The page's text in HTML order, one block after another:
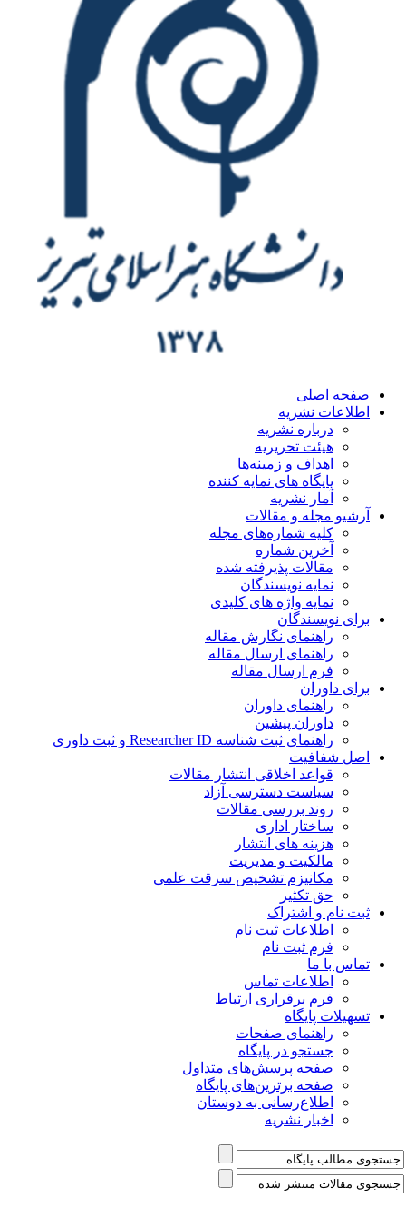
اصلی
نشریه
درباره نشریه
هیئت تحریریه
اهداف و زمینه‌ها
پایگاه های نمایه کننده
آمار نشریه
مجله و مقالات
کلیه شماره‌های مجله
آخرین شماره
مقالات پذیرفته شده
نمایه نویسندگان
نمایه واژه های کلیدی
نویسندگان
راهنمای نگارش مقاله
راهنمای ارسال مقاله
فرم ارسال مقاله
داوران
راهنمای داوران
داوران پیشین
راهنمای ثبت شناسه Researcher ID و ثبت داوری
شفافیت
قواعد اخلاقی انتشار مقالات
سیاست دسترسی آزاد
روند بررسی مقالات
ساختار اداری
هزینه های انتشار
مالکیت و مدیریت
ﻣﮑﺎﻧﯿﺰم ﺗﺸﺨﯿﺺ ﺳﺮﻗﺖ ﻋﻠﻤﯽ
حق تکثیر
نام و اشتراک
اطلاعات ثبت نام
فرم ثبت نام
با ما
اطلاعات تماس
فرم برقراری ارتباط
پایگاه
راهنمای صفحات
جستجو در پایگاه
صفحه پرسش‌های متداول
صفحه برترین‌های پایگاه
اطلاع‌رسانی به دوستان
اخبار نشریه